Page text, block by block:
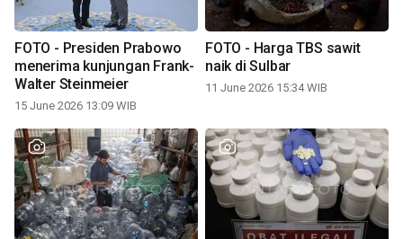
FOTO - Presiden Prabowo
menerima kunjungan Frank-
Walter Steinmeier
15 June 2026 13:09 WIB
FOTO - Harga TBS sawit
naik di Sulbar
11 June 2026 15:34 WIB